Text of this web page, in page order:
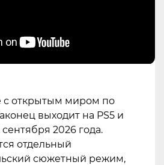
с открытым миром по
выходит на PS5 и
2026 года.
отдельный
сюжетный режим,